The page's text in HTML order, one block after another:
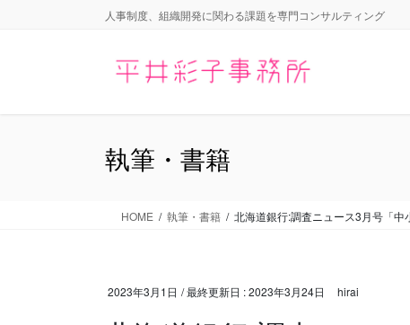
人事制度、組織開発に関わる課題を専門コンサルティング
執筆・書籍
HOME 執筆・書籍 北海道銀行:調査ニュース3月号「中
2023年3月1日 / 最終更新日 :2023年3月24日 hirai